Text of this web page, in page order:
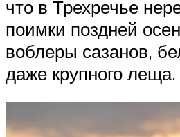
что в Трехречье
поимки поздней
воблеры сазанов,
даже крупного леща.